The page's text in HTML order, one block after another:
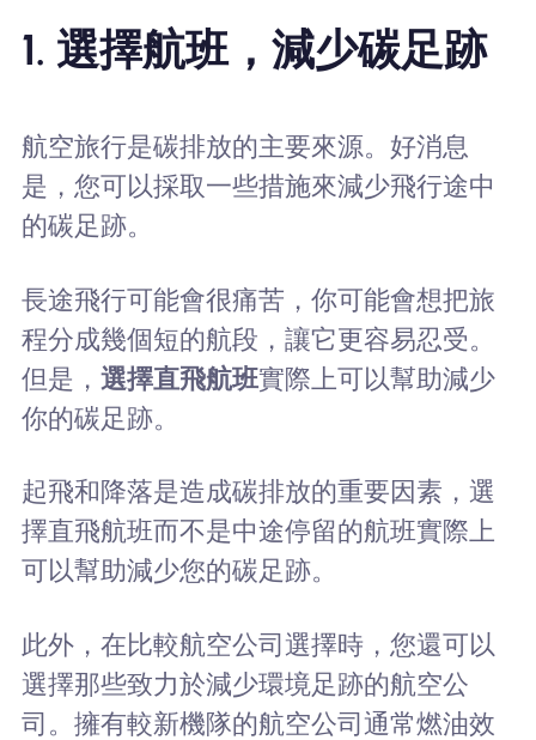
1. 選擇航班，減少碳足跡
航空旅行是碳排放的主要來源。好消息
是，您可以採取一些措施來減少飛行途中
的碳足跡。
長途飛行可能會很痛苦，你可能會想把旅
程分成幾個短的航段，讓它更容易忍受。
但是， 選擇直飛航班實際上可以幫助減少
你的碳足跡。
起飛和降落是造成碳排放的重要因素，選
擇直飛航班而不是中途停留的航班實際上
可以幫助減少您的碳足跡。
此外，在比較航空公司選擇時，您還可以
選擇那些致力於減少環境足跡的航空公
司。擁有較新機隊的航空公司通常燃油效